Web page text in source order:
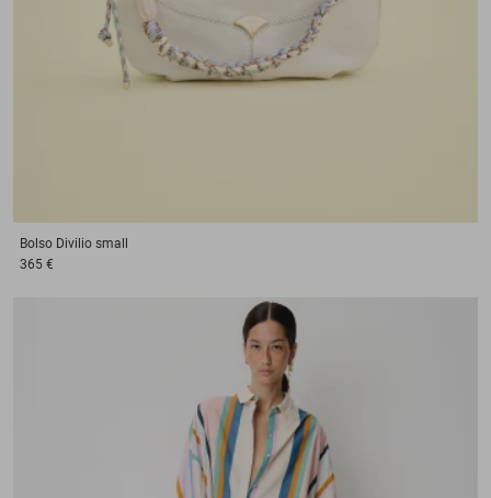
Bolso Divilio small
365 €